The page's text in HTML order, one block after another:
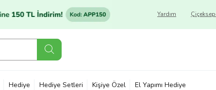
Yardım
Hediye Hediye Setleri Kişiye Özel El Yapımı Hediye